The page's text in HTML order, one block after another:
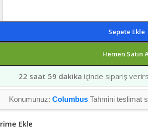
Sepete Ekle
Hemen Satın
22 saat 59 dakika içinde sipariş
Konumunuz: ColumbusTahmini teslimat
Ekle